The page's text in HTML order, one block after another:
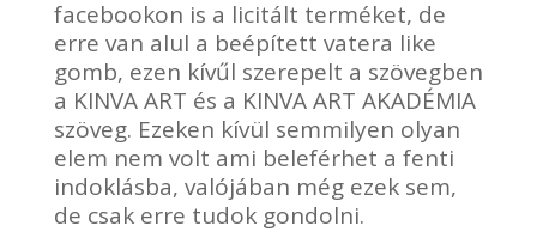
facebookon is a licitált terméket, de
erre van alul a beépített vatera like
gomb, ezen kívűl szerepelt a szövegben
a KINVA ART és a KINVA ART AKADÉMIA
szöveg. Ezeken kívül semmilyen olyan
elem nem volt ami beleférhet a fenti
indoklásba, valójában még ezek sem,
de csak erre tudok gondolni.